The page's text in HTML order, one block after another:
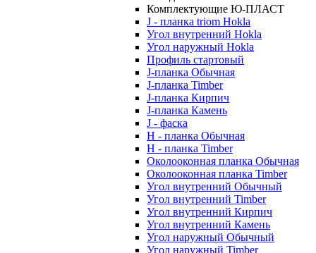
Комплектующие Ю-ПЛАСТ
J - планка triom Hokla
Угол внутренний Hokla
Угол наружный Hokla
Профиль стартовый
J-планка Обычная
J-планка Timber
J-планка Кирпич
J-планка Камень
J - фаска
Н - планка Обычная
Н - планка Timber
Околооконная планка Обычная
Околооконная планка Timber
Угол внутренний Обычный
Угол внутренний Timber
Угол внутренний Кирпич
Угол внутренний Камень
Угол наружный Обычный
Угол наружный Timber